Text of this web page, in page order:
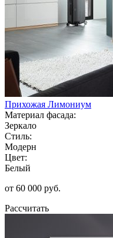
Прихожая Лимониум
Материал фасада:
Зеркало
Стиль:
Модерн
Цвет:
Белый
от 60 000 руб.
Рассчитать